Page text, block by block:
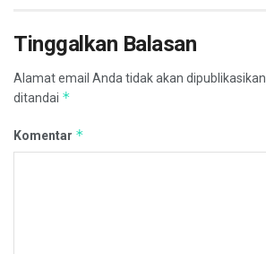
Tinggalkan Balasan
Alamat email Anda tidak akan dipublikasikan.
ditandai *
Komentar *